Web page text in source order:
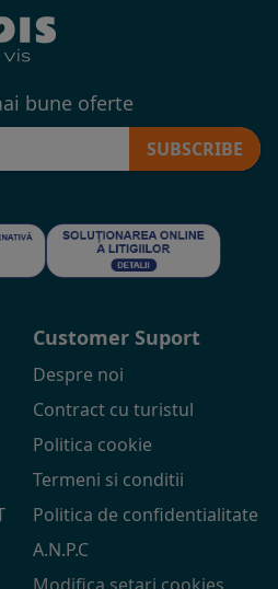
bune oferte
SUBSCRIBE
Customer Suport
Despre noi
Contract cu turistul
Politica cookie
Termeni si conditii
Politica de confidentialitate
A.N.P.C